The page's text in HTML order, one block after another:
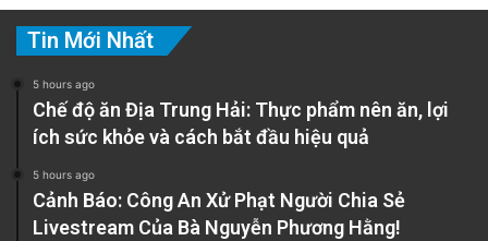
Tin Mới Nhất
5 hours ago
Chế độ ăn Địa Trung Hải: Thực phẩm nên ăn, lợi
ích sức khỏe và cách bắt đầu hiệu quả
5 hours ago
Cảnh Báo: Công An Xử Phạt Người Chia Sẻ
Livestream Của Bà Nguyễn Phương Hằng!